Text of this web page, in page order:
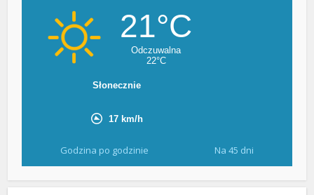
Godzina po godzinie Na 45 dni